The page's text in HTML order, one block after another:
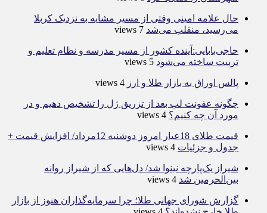
حال علامه امینی وقتی از مسیر مشایه به نزدیک کربلا
می‌رسید، منقلب می‌شد 7 views
حاجی‌بابایی:آینده کشور از مسیر مدرسه و نظام تعلیم و
تربیت ساخته می‌شود 5 views
پالس اوراق به بازار طلا و ارز 4 views
چگونه عفونت لب بعد از تزریق ژل را تشخیص دهیم و در
مورد آن چه کنیم؟ 4 views
قیمت طلای 18عیار امروز دوشنبه 12مرداد/ افزایش قیمت +
جدول و جزئیات 4 views
شیراز یک‌پارچه نینوا شد/ دل‌هایی که از شیراز روانه
بین‌الحرمین شد 4 views
گزارش شورای جهانی طلا؛ چرا سرمایه‌گذاران هنوز از بازار